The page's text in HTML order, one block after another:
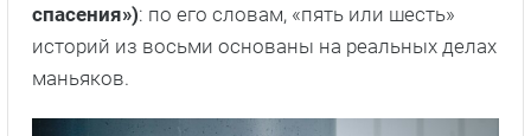
спасения»): по его словам, «пять или шесть»
историй из восьми основаны на реальных делах
маньяков.